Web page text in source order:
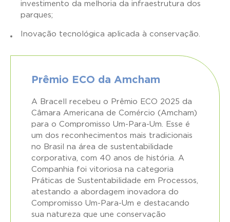
investimento da melhoria da infraestrutura dos
parques;
Inovação tecnológica aplicada à conservação.
Prêmio ECO da Amcham
A Bracell recebeu o Prêmio ECO 2025 da
Câmara Americana de Comércio (Amcham)
para o Compromisso Um-Para-Um. Esse é
um dos reconhecimentos mais tradicionais
no Brasil na área de sustentabilidade
corporativa, com 40 anos de história. A
Companhia foi vitoriosa na categoria
Práticas de Sustentabilidade em Processos,
atestando a abordagem inovadora do
Compromisso Um-Para-Um e destacando
sua natureza que une conservação